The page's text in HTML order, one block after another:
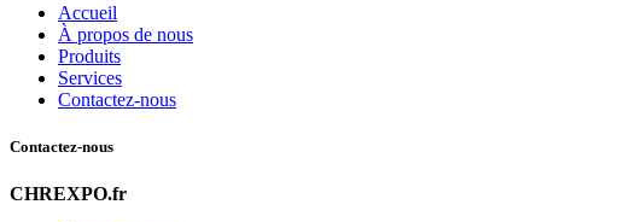
Accueil
À propos de nous
Produits
Services
Contactez-nous
Contactez-nous
CHREXPO.fr